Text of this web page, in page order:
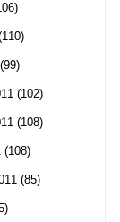
(99)
(102)
(108)
(108)
(85)